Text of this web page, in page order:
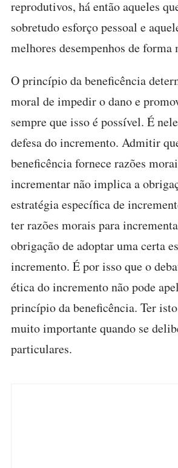
reprodutivos, há então aqueles
sobretudo esforço pessoal e
melhores desempenhos de forma
O princípio da beneficência
moral de impedir o dano e
sempre que isso é possível. É
defesa do incremento. Admitir
beneficência fornece razões
incrementar não implica a
estratégia específica de
ter razões morais para
obrigação de adoptar uma certa
incremento. É por isso que o
ética do incremento não pode
princípio da beneficência. Ter
muito importante quando se
particulares.